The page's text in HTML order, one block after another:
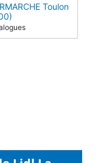
Toulon